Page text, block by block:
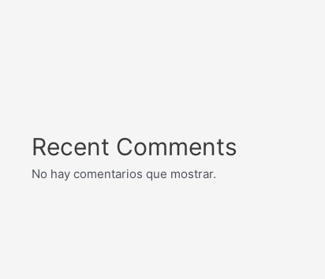
Recent Comments
No hay comentarios que mostrar.